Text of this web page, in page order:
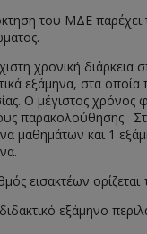
του ΜΔΕ παρέχει
χρονική
εξάμηνα, στα
Ο μέγιστος χρόνος
παρακολούθησης. Στη
μαθημάτων και 1
εισακτέων ορίζεται
εξάμηνο